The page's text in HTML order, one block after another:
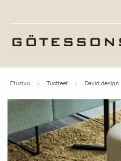
etusivu tuotteet david design